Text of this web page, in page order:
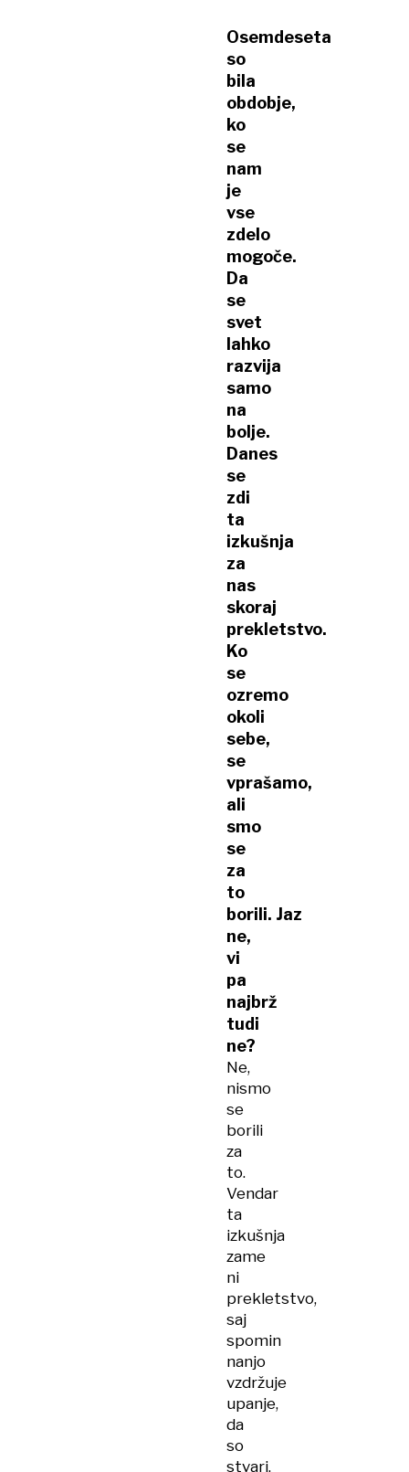
Osemdeseta
so
bila
obdobje,
ko
se
nam
je
vse
zdelo
mogoče.
Da
se
svet
lahko
razvija
samo
na
bolje.
Danes
se
zdi
ta
izkušnja
za
nas
skoraj
prekletstvo.
Ko
se
ozremo
okoli
sebe,
se
vprašamo,
ali
smo
se
za
to
borili. Jaz
ne,
vi
pa
najbrž
tudi
ne?
Ne,
nismo
se
borili
za
to.
Vendar
ta
izkušnja
zame
ni
prekletstvo,
saj
spomin
nanjo
vzdržuje
upanje,
da
so
stvari,